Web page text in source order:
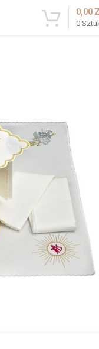
0
0,00